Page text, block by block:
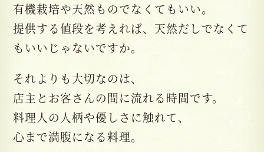
有機栽培や天然ものでなくてもいい。
提供する値段を考えれば、天然だしでなくて
もいいじゃないですか。
それよりも大切なのは、
店主とお客さんの間に流れる時間です。
料理人の人柄や優しさに触れて、
心まで満腹になる料理。